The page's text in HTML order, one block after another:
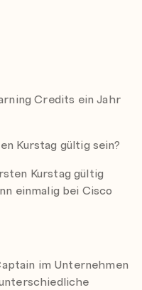
Credits ein Jahr
Kurstag gültig sein?
Kurstag gültig
einmalig bei Cisco
im Unternehmen